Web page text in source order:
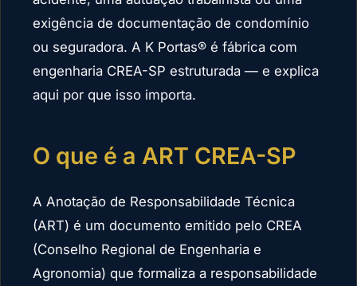
exigência de documentação de condomínio
ou seguradora. A K Portas® é fábrica com
engenharia CREA-SP estruturada — e explica
aqui por que isso importa.
O que é a ART CREA-SP
A Anotação de Responsabilidade Técnica
(ART) é um documento emitido pelo CREA
(Conselho Regional de Engenharia e
Agronomia) que formaliza a responsabilidade